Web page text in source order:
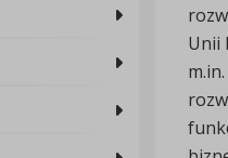
Unii